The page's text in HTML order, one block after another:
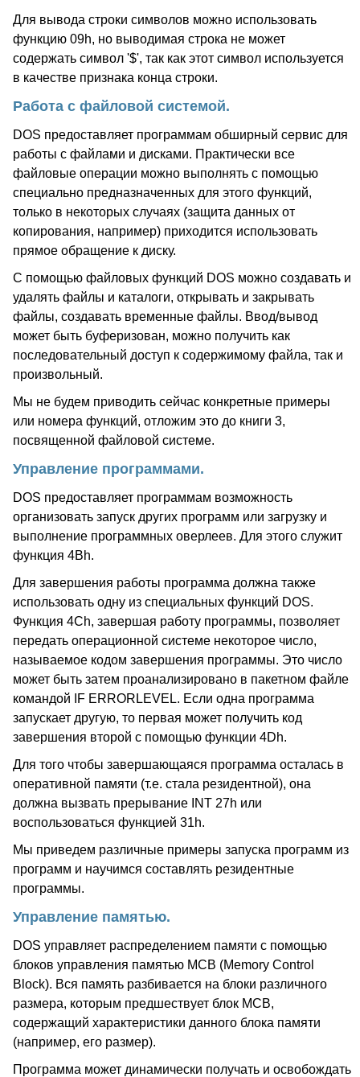
Для вывода строки символов можно использовать
функцию 09h, но выводимая строка не может
содержать символ '$', так как этот символ используется
в качестве признака конца строки.
Работа с файловой системой.
DOS предоставляет программам обширный сервис для
работы с файлами и дисками. Практически все
файловые операции можно выполнять с помощью
специально предназначенных для этого функций,
только в некоторых случаях (защита данных от
копирования, например) приходится использовать
прямое обращение к диску.
С помощью файловых функций DOS можно создавать и
удалять файлы и каталоги, открывать и закрывать
файлы, создавать временные файлы. Ввод/вывод
может быть буферизован, можно получить как
последовательный доступ к содержимому файла, так и
произвольный.
Мы не будем приводить сейчас конкретные примеры
или номера функций, отложим это до книги 3,
посвященной файловой системе.
Управление программами.
DOS предоставляет программам возможность
организовать запуск других программ или загрузку и
выполнение программных оверлеев. Для этого служит
функция 4Bh.
Для завершения работы программа должна также
использовать одну из специальных функций DOS.
Функция 4Ch, завершая работу программы, позволяет
передать операционной системе некоторое число,
называемое кодом завершения программы. Это число
может быть затем проанализировано в пакетном файле
командой IF ERRORLEVEL. Если одна программа
запускает другую, то первая может получить код
завершения второй с помощью функции 4Dh.
Для того чтобы завершающаяся программа осталась в
оперативной памяти (т.е. стала резидентной), она
должна вызвать прерывание INT 27h или
воспользоваться функцией 31h.
Мы приведем различные примеры запуска программ из
программ и научимся составлять резидентные
программы.
Управление памятью.
DOS управляет распределением памяти с помощью
блоков управления памятью MCB (Memory Control
Block). Вся память разбивается на блоки различного
размера, которым предшествует блок MCB,
содержащий характеристики данного блока памяти
(например, его размер).
Программа может динамически получать и освобождать